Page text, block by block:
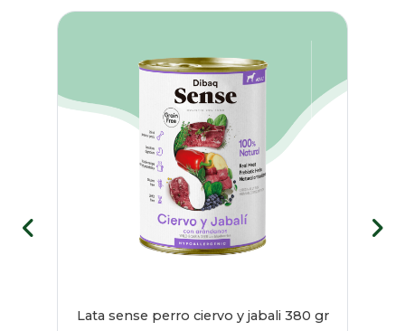
Lata sense perro ciervo y jabali 380 gr